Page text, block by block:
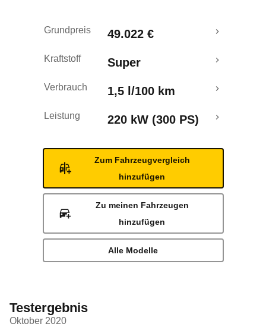
Reichweitenrechner
Crashtest
Grundpreis 49.022 €
Kraftstoff Super
Verbrauch 1,5 l/100 km
Leistung 220 kW (300 PS)
Zum Fahrzeugvergleich
hinzufügen
Zu meinen Fahrzeugen
hinzufügen
Alle Modelle
Testergebnis
Oktober 2020